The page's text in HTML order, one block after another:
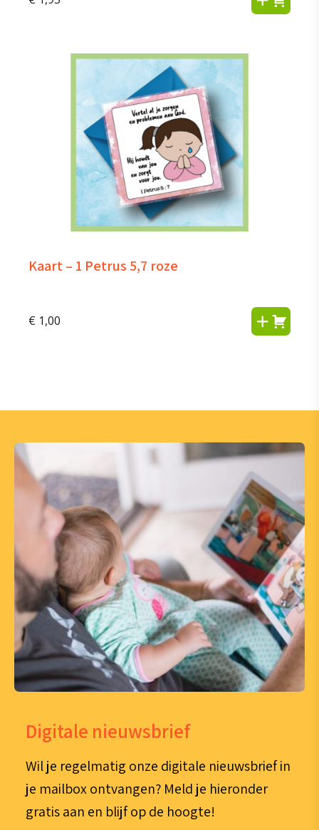
Kaart – 1 Petrus 5,7 roze
€ 1,00
Digitale nieuwsbrief
Wil je regelmatig onze digitale nieuwsbrief in
je mailbox ontvangen? Meld je hieronder
gratis aan en blijf op de hoogte!